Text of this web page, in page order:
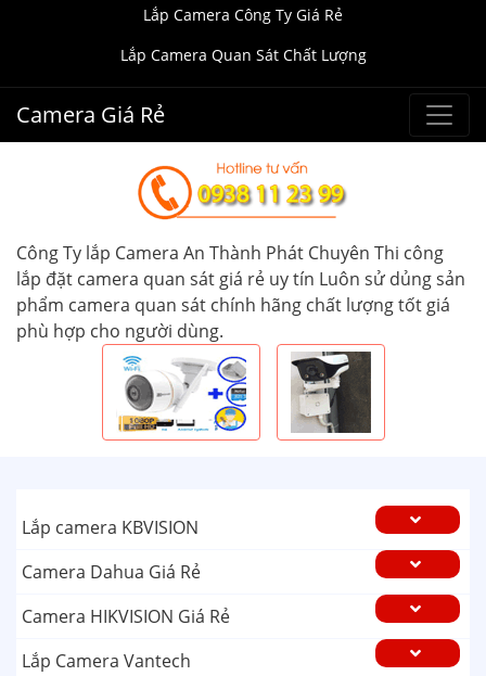
Lắp Camera Công Ty Giá Rẻ
Lắp Camera Quan Sát Chất Lượng
Camera Giá Rẻ
Công Ty lắp Camera An Thành Phát Chuyên Thi công
lắp đặt camera quan sát giá rẻ uy tín Luôn sử dủng sản
phẩm camera quan sát chính hãng chất lượng tốt giá
phù hợp cho người dùng.
Lắp camera KBVISION
Camera Dahua Giá Rẻ
Camera HIKVISION Giá Rẻ
Lắp Camera Vantech